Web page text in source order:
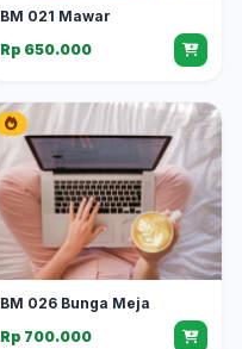
BM 021 Mawar
Rp 650.000
BM 026 Bunga Meja
Rp 700.000